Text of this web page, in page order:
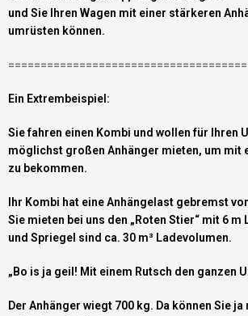
und Sie Ihren Wagen mit einer stärkeren
umrüsten können.
Ein Extrembeispiel:
Sie fahren einen Kombi und wollen für Ihren
möglichst großen Anhänger mieten, um mit
zu bekommen.
Ihr Kombi hat eine Anhängelast gebremst
Sie mieten bei uns den „Roten Stier“ mit 6 m
und Spriegel sind ca. 30 m³ Ladevolumen.
„Bo is ja geil! Mit einem Rutsch den ganzen
Der Anhänger wiegt 700 kg. Da können Sie ja